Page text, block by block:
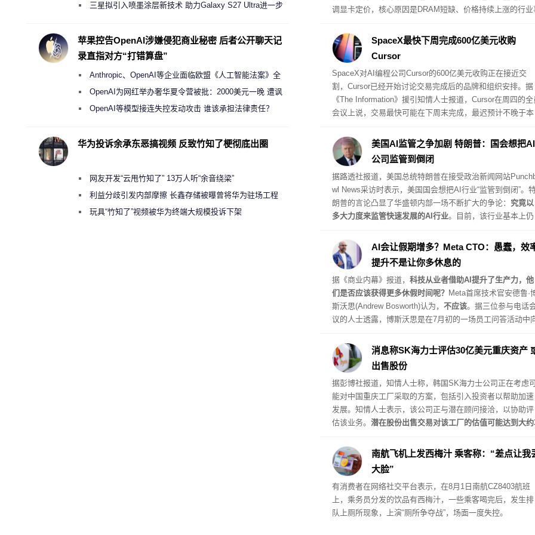
调显卡定价，核心原因是DRAM短缺、价格持续上涨的行业
经几乎没有内部消化的空间。
SpaceX最快下周完成600亿美元收购
Cursor
SpaceX对AI编程公司Cursor的600亿美元收购正在接近交
割，Cursor已经开始讨论交易完成后的品牌和组织安排。据
《The Information》援引知情人士报道，Cursor在周四的全
会议上说，交易最快可能在下周末完成，最迟预计不晚于本
件显示，双方已经签署换股并购协议，对Cursor的隐含估值
600亿美元，交易预计于第三季度完成。
美国AI监管之争加剧 特朗普：国会想把AI
公司监管到倒闭
据路透社报道，美国总统特朗普在接受政治新闻网站
wl News采访时表示，美国国会想把AI行业“监管到倒闭”。
朗普的言论凸显了华盛顿内部一场不断扩大的争论： 究竟以
多大力度来监管快速发展的AI行业。目前，该行业基本上仍
出了 一系列尚未取得进展的方案 ，其中一项法案 要求最强大
I模型的开发者提交模型进行独立安全审计
AI会让假期增多？Meta CTO：愚蠢，效
提升不是让你多休息的
据《商业内幕》报道， 科技从业者借助AI提升了生产力，他
们是否应该获得更多休假时间呢？ Meta首席技术官安德鲁·
斯沃思(Andrew Bosworth)认为， 不应该。据三位参与电话
议的人士透露，博斯沃思是在7月初的一场员工问答活动中
消息称SK海力士评估30亿美元重庆资产
出售股份
据彭博社报道，知情人士称，韩国SK海力士公司正在考虑
能对中国重庆工厂采取的方案，包括引入投资者以帮助加速
发展。知情人士表示，该公司正与潜在顾问接洽，以协助评
估该业务。 潜在股份出售交易对该工厂的估值可能达到大约
商。
南航飞机上发西梅汁 乘客称：“差点让我
大脸”
有消费者在网络社交平台表示，在8月1日南航CZ8403航班
上，乘务员分发的饮品有西梅汁，一些乘客喝完后，发生排
队上厕所现象，上演“厕所争夺战”，场面一度失控。
规行为三星拟引入喷墨涂层新技术 助力Galaxy S27 Ultra进一步
苹果控告OpenAI涉嫌侵犯商业秘密 后者公开聊天记
录直指对方“打错算盘”
Anthropic、OpenAI等企业面临欧盟《人工智能法案》全
新执法权限审查
OpenAI为网红举办奢华夏令营被批：2000美元一晚 遭讽
“反乌托邦”
OpenAI等模型接连失控发动攻击 谁该承担法律责任？
华为投诉余承东恶搞视频 反致竹知了梗彻底出圈
网友开发“云甩竹知了” 13万人听“余音绕梁”
利益分歧引发内部摩擦 长鑫存储被曝曾将华为驻场工程
师驱逐出研发基地
玩具“竹知了”视频被华为终端大规模投诉下架